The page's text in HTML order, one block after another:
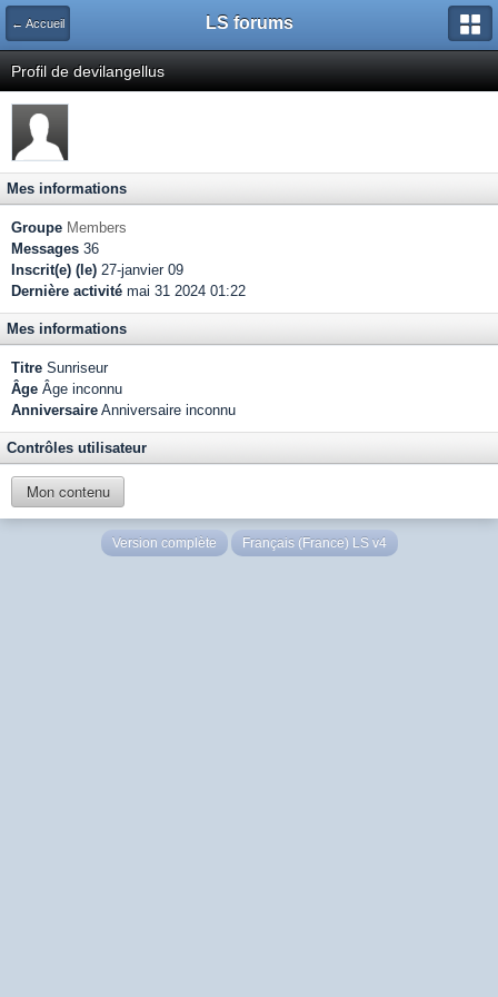
← Accueil LS forums
Profil de devilangellus
Mes informations
Groupe Members
Messages 36
Inscrit(e) (le) 27-janvier 09
Dernière activité mai 31 2024 01:22
Mes informations
Titre Sunriseur
Âge Âge inconnu
Anniversaire Anniversaire inconnu
Contrôles utilisateur
Mon contenu
Version complète Français (France) LS v4